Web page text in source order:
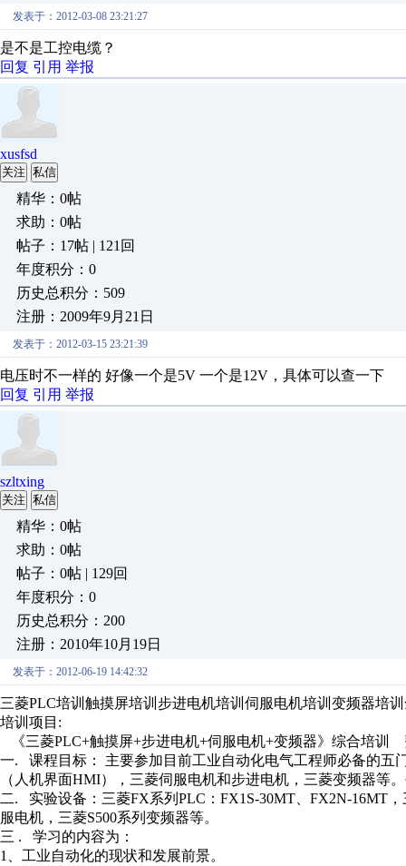
发表于：2012-03-08 23:21:27
是不是工控电缆？
回复 引用 举报
xusfsd
关注 私信
精华：0帖
求助：0帖
帖子：17帖 | 121回
年度积分：0
历史总积分：509
注册：2009年9月21日
发表于：2012-03-15 23:21:39
电压时不一样的 好像一个是5V 一个是12V，具体可以查一下
回复 引用 举报
szltxing
关注 私信
精华：0帖
求助：0帖
帖子：0帖 | 129回
年度积分：0
历史总积分：200
注册：2010年10月19日
发表于：2012-06-19 14:42:32
三菱PLC培训触摸屏培训步进电机培训伺服电机培训变频器培
培训项目:
《三菱PLC+触摸屏+步进电机+伺服电机+变频器》综合培训
一. 课程目标： 主要参加目前工业自动化电气工程师必备的五
（人机界面HMI），三菱伺服电机和步进电机，三菱变频器等
二. 实验设备：三菱FX系列PLC：FX1S-30MT、FX2N-16MT
服电机，三菱S500系列变频器等。
三 . 学习的内容为：
1、工业自动化的现状和发展前景。